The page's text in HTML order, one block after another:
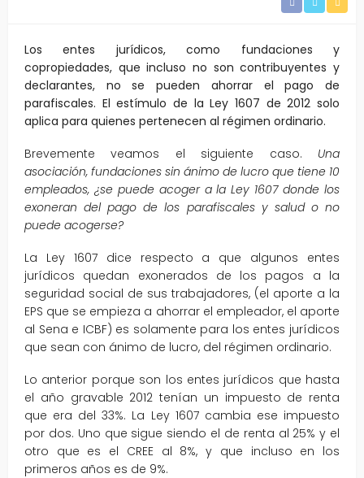
Los entes jurídicos, como fundaciones y
copropiedades, que incluso no son contribuyentes y
declarantes, no se pueden ahorrar el pago de
parafiscales. El estímulo de la Ley 1607 de 2012 solo
aplica para quienes pertenecen al régimen ordinario.
Brevemente veamos el siguiente caso. Una
asociación, fundaciones sin ánimo de lucro que tiene 10
empleados, ¿se puede acoger a la Ley 1607 donde los
exoneran del pago de los parafiscales y salud o no
puede acogerse?
La Ley 1607 dice respecto a que algunos entes
jurídicos quedan exonerados de los pagos a la
seguridad social de sus trabajadores, (el aporte a la
EPS que se empieza a ahorrar el empleador, el aporte
al Sena e ICBF) es solamente para los entes jurídicos
que sean con ánimo de lucro, del régimen ordinario.
Lo anterior porque son los entes jurídicos que hasta
el año gravable 2012 tenían un impuesto de renta
que era del 33%. La Ley 1607 cambia ese impuesto
por dos. Uno que sigue siendo el de renta al 25% y el
otro que es el CREE al 8%, y que incluso en los
primeros años es de 9%.